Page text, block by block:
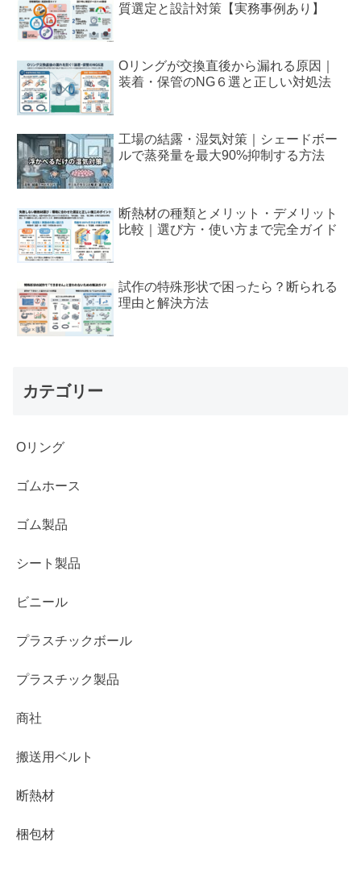
質選定と設計対策【実務事例あり】
Oリングが交換直後から漏れる原因｜
装着・保管のNG６選と正しい対処法
工場の結露・湿気対策｜シェードボー
ルで蒸発量を最大90%抑制する方法
断熱材の種類とメリット・デメリット
比較｜選び方・使い方まで完全ガイド
試作の特殊形状で困ったら？断られる
理由と解決方法
カテゴリー
Oリング
ゴムホース
ゴム製品
シート製品
ビニール
プラスチックボール
プラスチック製品
商社
搬送用ベルト
断熱材
梱包材